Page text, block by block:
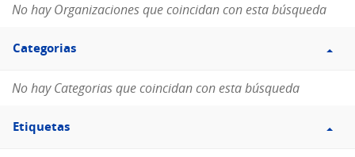
No hay Organizaciones que coincidan con esta búsqueda
Filtro
Categorias
Categorias
No hay Categorias que coincidan con esta búsqueda
Filtro
Etiquetas
Etiquetas